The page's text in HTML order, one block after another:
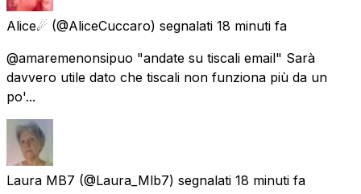
Alice☄ (@AliceCuccaro) segnalati 18 minuti fa
@amaremenonsipuo "andate su tiscali email" Sarà
davvero utile dato che tiscali non funziona più da un
po'...
Laura MB7 (@Laura_Mlb7) segnalati 18 minuti fa